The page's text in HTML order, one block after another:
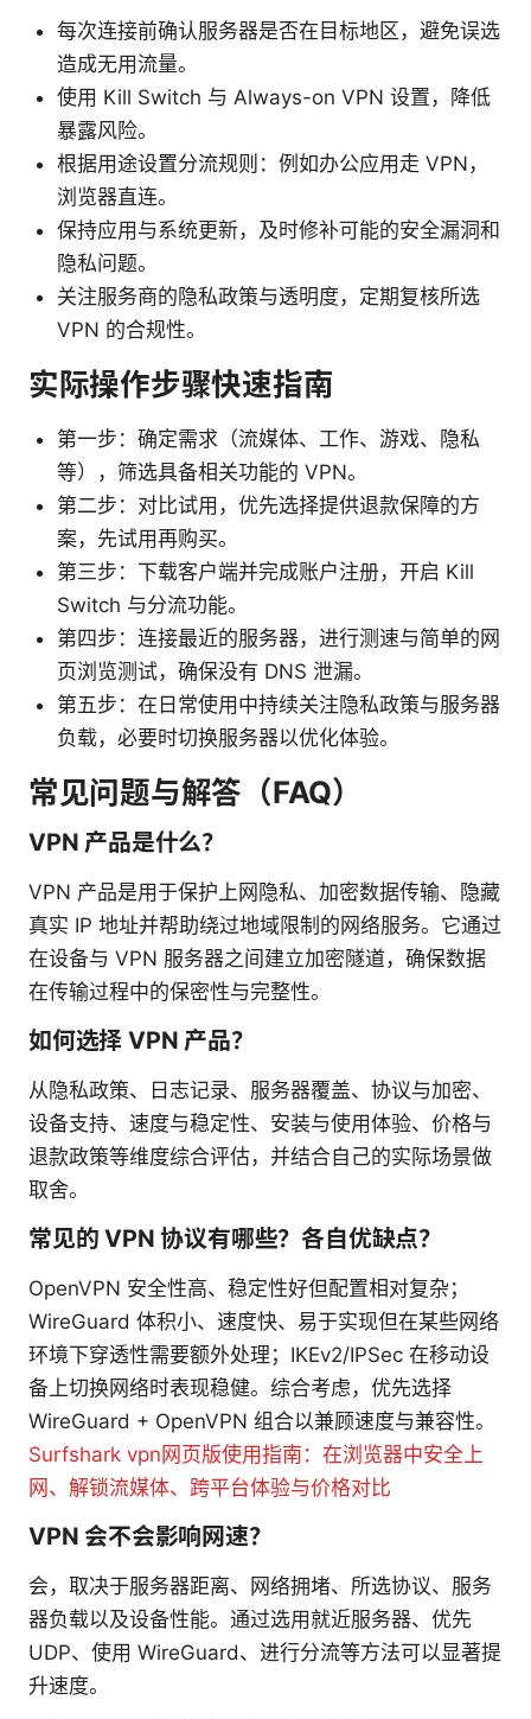
每次连接前确认服务器是否在目标地区，避免误选
造成无用流量。
使用 Kill Switch 与 Always-on VPN 设置，降低
暴露风险。
根据用途设置分流规则：例如办公应用走 VPN，
浏览器直连。
保持应用与系统更新，及时修补可能的安全漏洞和
隐私问题。
关注服务商的隐私政策与透明度，定期复核所选
VPN 的合规性。
实际操作步骤快速指南
第一步：确定需求（流媒体、工作、游戏、隐私
等），筛选具备相关功能的 VPN。
第二步：对比试用，优先选择提供退款保障的方
案，先试用再购买。
第三步：下载客户端并完成账户注册，开启 Kill
Switch 与分流功能。
第四步：连接最近的服务器，进行测速与简单的网
页浏览测试，确保没有 DNS 泄漏。
第五步：在日常使用中持续关注隐私政策与服务器
负载，必要时切换服务器以优化体验。
常见问题与解答（FAQ）
VPN 产品是什么？
VPN 产品是用于保护上网隐私、加密数据传输、隐藏
真实 IP 地址并帮助绕过地域限制的网络服务。它通过
在设备与 VPN 服务器之间建立加密隧道，确保数据
在传输过程中的保密性与完整性。
如何选择 VPN 产品？
从隐私政策、日志记录、服务器覆盖、协议与加密、
设备支持、速度与稳定性、安装与使用体验、价格与
退款政策等维度综合评估，并结合自己的实际场景做
取舍。
常见的 VPN 协议有哪些？各自优缺点？
OpenVPN 安全性高、稳定性好但配置相对复杂；
WireGuard 体积小、速度快、易于实现但在某些网络
环境下穿透性需要额外处理；IKEv2/IPSec 在移动设
备上切换网络时表现稳健。综合考虑，优先选择
WireGuard + OpenVPN 组合以兼顾速度与兼容性。
Surfshark vpn网页版使用指南：在浏览器中安全上
网、解锁流媒体、跨平台体验与价格对比
VPN 会不会影响网速？
会，取决于服务器距离、网络拥堵、所选协议、服务
器负载以及设备性能。通过选用就近服务器、优先
UDP、使用 WireGuard、进行分流等方法可以显著提
升速度。